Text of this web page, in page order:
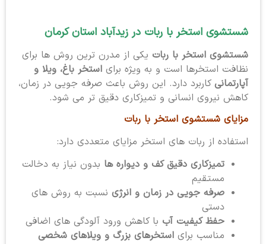
شستشوی استخر با ربات در زیدآباد استان کرمان
شستشوی استخر با رباتیکی از مدرن ترین روش ها برای
نظافت استخرها است و به ویژه برای استخر باغ، ویلا و
آپارتمانیکاربرد دارد. این روش باعث صرفه جویی در زمان،
کاهش نیروی انسانی و تمیزکاری دقیق تر می شود.
مزایای شستشوی استخر با ربات
استفاده از ربات های استخر مزایای متعددی دارد:
تمیزکاری دقیق کف و دیواره هابدون نیاز به دخالت
مستقیم
صرفه جویی در زمان و انرژینسبت به روش های
دستی
حفظ کیفیت آببا کاهش ورود آلودگی های اضافی
مناسب برای استخرهای بزرگ و ویلاهای شخصی